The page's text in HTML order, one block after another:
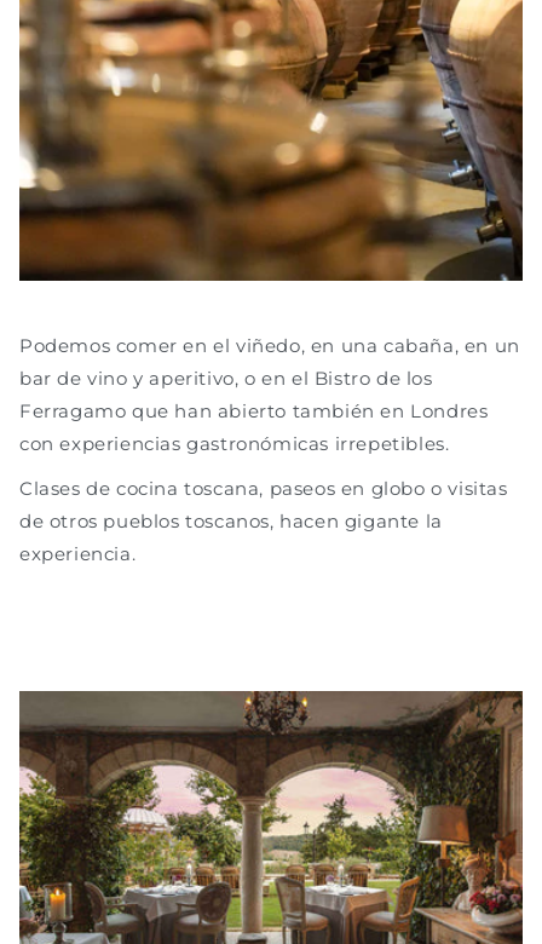
Podemos comer en el viñedo, en una cabaña, en un
bar de vino y aperitivo, o en el Bistro de los
Ferragamo que han abierto también en Londres
con experiencias gastronómicas irrepetibles.
Clases de cocina toscana, paseos en globo o visitas
de otros pueblos toscanos, hacen gigante la
experiencia.